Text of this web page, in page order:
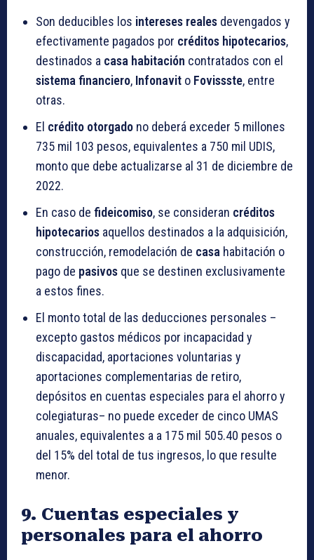
Son deducibles los intereses reales devengados y
efectivamente pagados por créditos hipotecarios,
destinados a casa habitación contratados con el
sistema financiero, Infonavit o Fovissste, entre
otras.
El crédito otorgado no deberá exceder 5 millones
735 mil 103 pesos, equivalentes a 750 mil UDIS,
monto que debe actualizarse al 31 de diciembre de
2022.
En caso de fideicomiso, se consideran créditos
hipotecarios aquellos destinados a la adquisición,
construcción, remodelación de casa habitación o
pago de pasivos que se destinen exclusivamente
a estos fines.
El monto total de las deducciones personales –
excepto gastos médicos por incapacidad y
discapacidad, aportaciones voluntarias y
aportaciones complementarias de retiro,
depósitos en cuentas especiales para el ahorro y
colegiaturas– no puede exceder de cinco UMAS
anuales, equivalentes a a 175 mil 505.40 pesos o
del 15% del total de tus ingresos, lo que resulte
menor.
9. Cuentas especiales y
personales para el ahorro